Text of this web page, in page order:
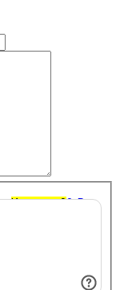
Корзина 00 ₽